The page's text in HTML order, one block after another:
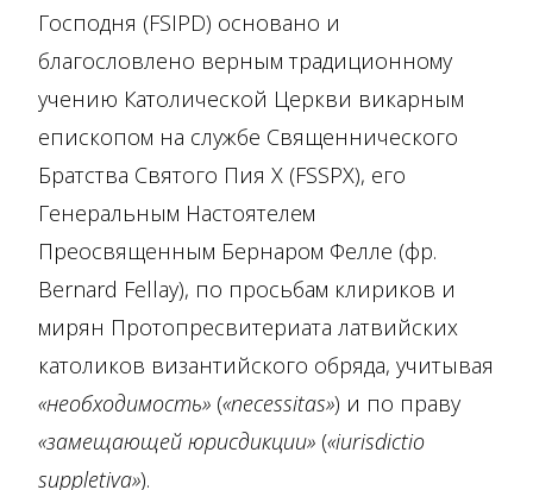
Господня (FSIPD) основано и
благословлено верным традиционному
учению Католической Церкви викарным
епископом на службе Священнического
Братства Святого Пия Х (FSSPX), его
Генеральным Настоятелем
Преосвященным Бернаром Фелле (фр.
Bernard Fellay), по просьбам клириков и
мирян Протопресвитериата латвийских
католиков византийского обряда, учитывая
«необходимость» («necessitas») и по праву
«замещающей юрисдикции» («iurisdictio
suppletiva»).